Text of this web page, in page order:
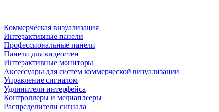
Коммерческая визуализация
Интерактивные панели
Профессиональные панели
Панели для видеостен
Интерактивные мониторы
Аксессуары для систем коммерческой визуализации
Управление сигналом
Удлинители интерфейса
Контроллеры и медиаплееры
Распределители сигнала